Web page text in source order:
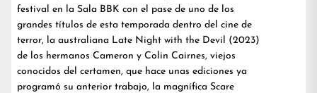
festival en la Sala BBK con el pase de uno de los
grandes títulos de esta temporada dentro del cine de
terror, la australiana Late Night with the Devil (2023)
de los hermanos Cameron y Colin Cairnes, viejos
conocidos del certamen, que hace unas ediciones ya
programó su anterior trabajo, la magnífica Scare